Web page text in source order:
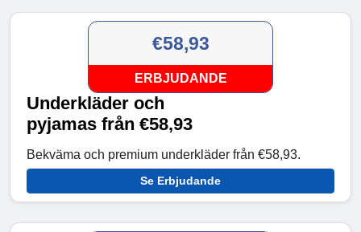
€58,93
ERBJUDANDE
Underkläder och
pyjamas från €58,93
Bekväma och premium underkläder från €58,93.
Se Erbjudande